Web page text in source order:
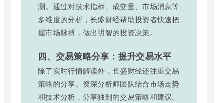
测。通过对技术指标、成交量、市场消息等
多维度的分析，长盛财经帮助投资者快速把
握市场脉搏，做出明智的投资决策。
四、交易策略分享：提升交易水平
除了实时行情解读外，长盛财经还注重交易
策略的分享。资深分析师团队结合市场走势
和技术分析，分享独到的交易策略和建议。